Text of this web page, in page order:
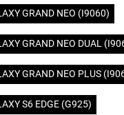
GRAND NEO (I9060)
GRAND NEO DUAL
GRAND NEO PLUS
S6 EDGE (G925)